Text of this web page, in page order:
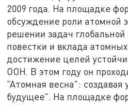
2009 года. На площадке
обсуждение роли атомной
решении задач
повестки и вклада
достижение целей
ООН. В этом году он
"Атомная весна": создавая
будущее". На площадке